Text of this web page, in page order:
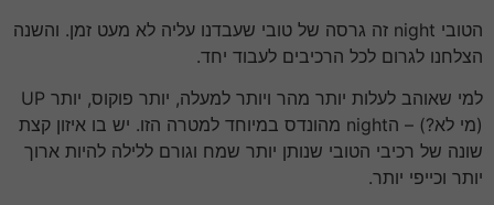
הטובי night זה גרסה של טובי שעבדנו עליה לא מעט זמן. והשנה
הצלחנו לגרום לכל הרכיבים לעבוד יחד.
למי שאוהב לעלות יותר מהר ויותר למעלה, יותר פוקוס, יותר UP
(מי לא?) – הnight מהונדס במיוחד למטרה הזו. יש בו איזון קצת
שונה של רכיבי הטובי שנותן יותר שמח וגורם ללילה להיות ארוך
יותר וכייפי יותר.